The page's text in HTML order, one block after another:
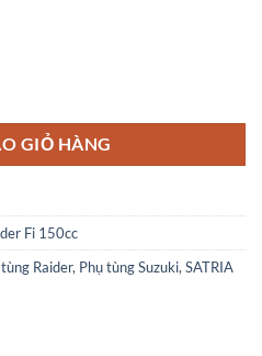
GIỎ HÀNG
Fi 150cc
Raider, Phụ tùng Suzuki,SATRIA